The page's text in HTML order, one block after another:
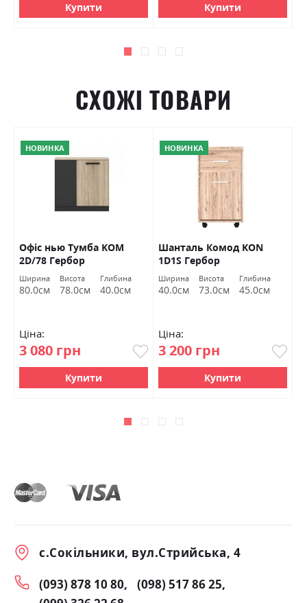
Купити Купити
СХОЖІ ТОВАРИ
НОВИНКА
Офіс нью Тумба KOM
2D/78 Гербор
Ширина
80.0см
Висота
78.0см
Глибина
40.0см
Ціна:
3 080 грн
Купити
НОВИНКА
Шанталь Комод KON
1D1S Гербор
Ширина
40.0см
Висота
73.0см
Глибина
45.0см
Ціна:
3 200 грн
Купити
с.Сокільники, вул.Стрийська, 4
(093) 878 10 80
(098) 517 86 25